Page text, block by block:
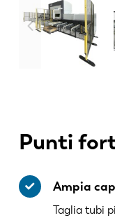
Punti
Ampia
Taglia tubi